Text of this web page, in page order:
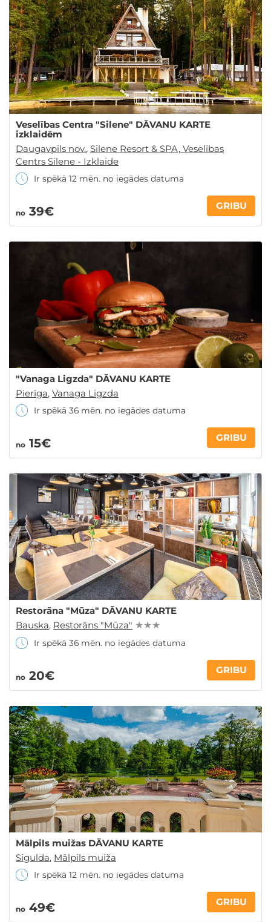
Veselības Centra "Silene" DĀVANU KARTE
izklaidēm
Daugavpils nov., Silene Resort & SPA, Veselības
Centrs Silene - Izklaide
Ir spēkā 12 mēn. no iegādes datuma
no 39€ GRIBU
"Vanaga Ligzda" DĀVANU KARTE
Pierīga, Vanaga Ligzda
Ir spēkā 36 mēn. no iegādes datuma
no 15€ GRIBU
Restorāna "Mūza" DĀVANU KARTE
Bauska, Restorāns "Mūza" ★ ★ ★
Ir spēkā 36 mēn. no iegādes datuma
no 20€ GRIBU
Mālpils muižas DĀVANU KARTE
Sigulda, Mālpils muiža
Ir spēkā 12 mēn. no iegādes datuma
no 49€ GRIBU
GRIBU